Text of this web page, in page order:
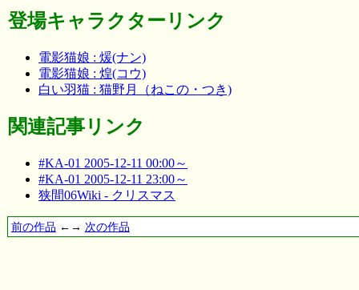
登場キャラクターリンク
電影猫娘 : 煖(ナン)
電影猫娘 : 煌(コウ)
白い羽猫 : 猫野月（ねこの・つき)
関連記事リンク
#KA-01 2005-12-11 00:00～
#KA-01 2005-12-11 23:00～
狭間06Wiki - クリスマス
前の作品 ←→ 次の作品